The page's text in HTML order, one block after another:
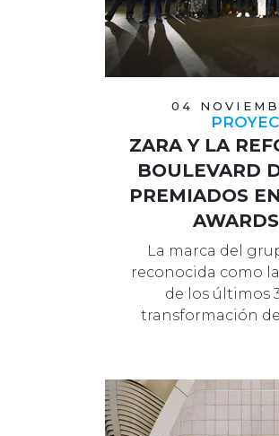
04
ZARA Y LA
BOULEVARD
PREMIADOS
La marca del
reconocida como
de los últimos
transformación